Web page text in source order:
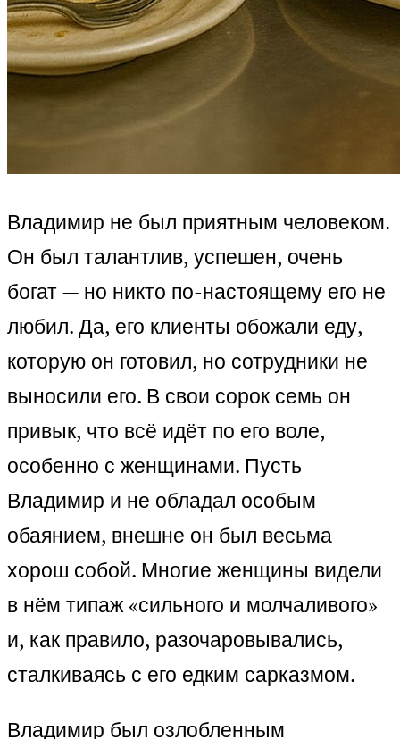
Владимир не был приятным человеком.
Он был талантлив, успешен, очень
богат — но никто по-настоящему его не
любил. Да, его клиенты обожали еду,
которую он готовил, но сотрудники не
выносили его. В свои сорок семь он
привык, что всё идёт по его воле,
особенно с женщинами. Пусть
Владимир и не обладал особым
обаянием, внешне он был весьма
хорош собой. Многие женщины видели
в нём типаж «сильного и молчаливого»
и, как правило, разочаровывались,
сталкиваясь с его едким сарказмом.
Владимир был озлобленным